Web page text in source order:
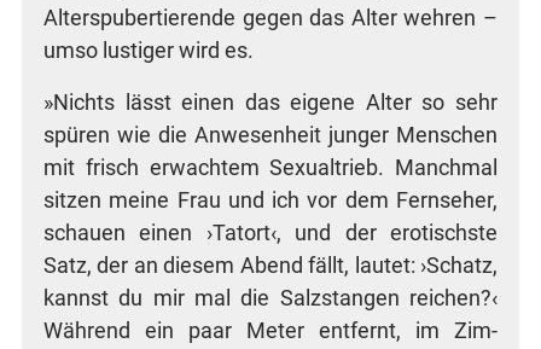
Alters­pu­ber­tie­ren­de gegen das Alter weh­ren –
umso lus­ti­ger wird es.
»Nichts lässt einen das eige­ne Alter so sehr
spü­ren wie die Anwe­sen­heit jun­ger Men­schen
mit frisch erwach­tem Sexu­al­trieb. Manch­mal
sit­zen mei­ne Frau und ich vor dem Fern­se­her,
schau­en einen ›Tat­ort‹, und der ero­tischs­te
Satz, der an die­sem Abend fällt, lau­tet: ›Schatz,
kannst du mir mal die Salz­stan­gen rei­chen?‹
Wäh­rend ein paar Meter ent­fernt, im Zim­